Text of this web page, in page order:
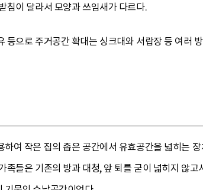
침이 달라서 모양과 쓰임새가 다르다.
등으로 주거공간 확대는 싱크대와 서랍장 등 여러
여 작은 집의 좁은 공간에서 유효공간을 넓히는
족들은 기존의 방과 대청, 앞 퇴를 굳이 넓히지 않